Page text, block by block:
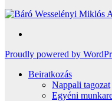
Proudly powered by
Beiratkozás
Nappali tagozat
Egyéni